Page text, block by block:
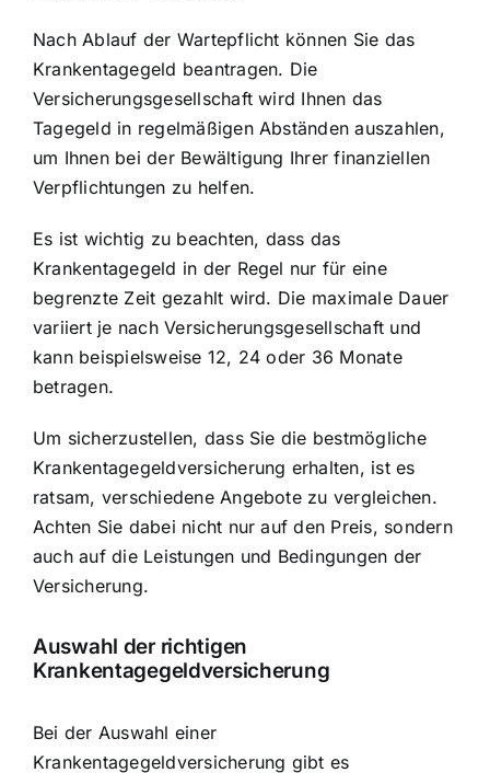
Nach Ablauf der Wartepflicht können Sie das
Krankentagegeld beantragen. Die
Versicherungsgesellschaft wird Ihnen das
Tagegeld in regelmäßigen Abständen auszahlen,
um Ihnen bei der Bewältigung Ihrer finanziellen
Verpflichtungen zu helfen.
Es ist wichtig zu beachten, dass das
Krankentagegeld in der Regel nur für eine
begrenzte Zeit gezahlt wird. Die maximale Dauer
variiert je nach Versicherungsgesellschaft und
kann beispielsweise 12, 24 oder 36 Monate
betragen.
Um sicherzustellen, dass Sie die bestmögliche
Krankentagegeldversicherung erhalten, ist es
ratsam, verschiedene Angebote zu vergleichen.
Achten Sie dabei nicht nur auf den Preis, sondern
auch auf die Leistungen und Bedingungen der
Versicherung.
Auswahl der richtigen
Krankentagegeldversicherung
Bei der Auswahl einer
Krankentagegeldversicherung gibt es